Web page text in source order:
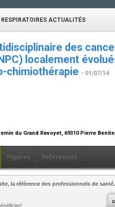
RESPIRATOIRES ACTUALITÉS
des
localement
chimiothérapie - 01/07/14
du Grand Revoyet, 69310 Pierre
Figures Références
la référence des professionnels de santé.